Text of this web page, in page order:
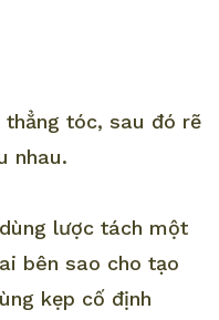
thẳng tóc, sau đó rẽ
nhau.
lược tách một
bên sao cho tạo
kẹp cố định